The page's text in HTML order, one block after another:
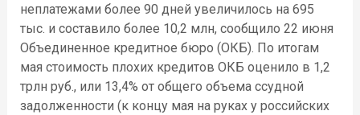
неплатежами более 90 дней увеличилось на 695
тыс. и составило более 10,2 млн, сообщило 22 июня
Объединенное кредитное бюро (ОКБ). По итогам
мая стоимость плохих кредитов ОКБ оценило в 1,2
трлн руб., или 13,4% от общего объема ссудной
задолженности (к концу мая на руках у российских